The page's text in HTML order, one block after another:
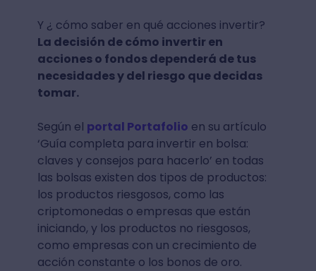
Y ¿ cómo saber en qué acciones invertir?
La decisión de cómo invertir en
acciones o fondos dependerá de tus
necesidades y del riesgo que decidas
tomar.
Según el portal Portafolio en su artículo
‘Guía completa para invertir en bolsa:
claves y consejos para hacerlo’ en todas
las bolsas existen dos tipos de productos:
los productos riesgosos, como las
criptomonedas o empresas que están
iniciando, y los productos no riesgosos,
como empresas con un crecimiento de
acción constante o los bonos de oro.